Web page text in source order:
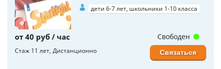
дети 6-7 лет, школьники 1-10 класса
от 40 руб / час
Стаж 11 лет Дистанционно
Свободен
Связаться